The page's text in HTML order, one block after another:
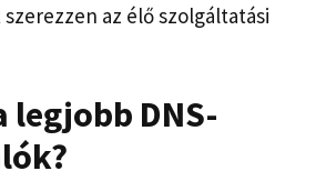
az élő szolgáltatási
legjobb DNS-